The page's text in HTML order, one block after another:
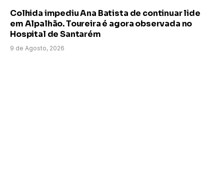
Colhida impediu Ana Batista de continuar lide
em Alpalhão. Toureira é agora observada no
Hospital de Santarém
9 de Agosto, 2026